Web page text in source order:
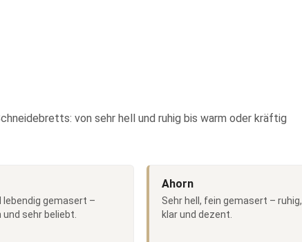
von sehr hell und ruhig bis warm oder kräftig
lebendig gemasert –
sehr beliebt.
Ahorn
Sehr hell, fein gemasert – ruhig,
klar und dezent.